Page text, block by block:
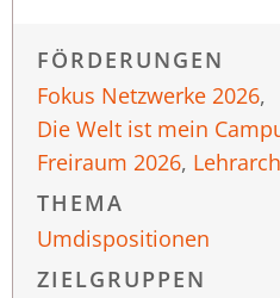
FÖRDERUNGEN
Fokus Netzwerke 2026,
Die Welt ist mein
Freiraum 2026,
THEMA
Umdispositionen
ZIELGRUPPEN